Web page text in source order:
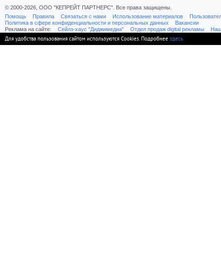
© 2000-2026, ООО "КЕПРЕЙТ ПАРТНЕРС". Все права защищены.
Помощь
Правила Связаться с нами Использование материалов
Политика в сфере конфиденциальности и персональных данных
Вакансии
Реклама на сайте:
Cейлз-хаус "Диджимедиа" Отдел продаж digital рекламы
Для удобства пользования сайтом используются Cookies. Подробнее здесь